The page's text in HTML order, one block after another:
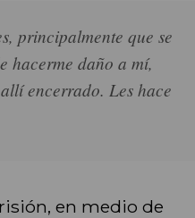
principalmente que se
hacerme daño a mí,
encerrado. Les hace
en medio de